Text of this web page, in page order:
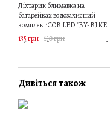
Ліхтарик блимавка на
батарейках водозахисний
комплект COB LED "BY-BIKE
THREE" 2 шт (99173-IS)
135 грн 150 грн
Дивіться також